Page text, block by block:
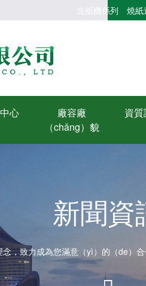
造紙機係列 燒紙
心
廠容廠
（chǎng）貌
資
新聞資
，致力成為您滿意（yì）的（de）